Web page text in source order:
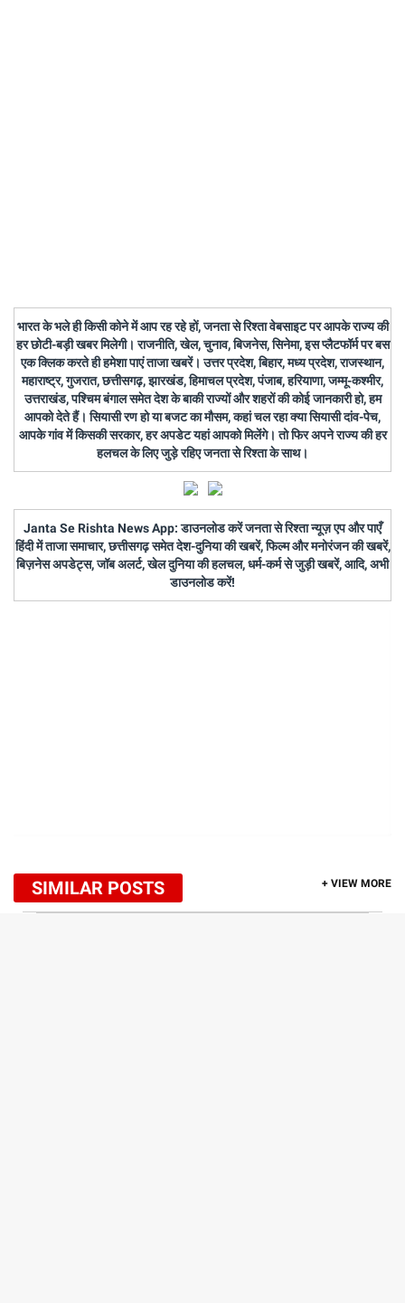
भारत के भले ही किसी कोने में आप रह रहे हों, जनता से रिश्ता वेबसाइट पर आपके राज्य की
हर छोटी-बड़ी खबर मिलेगी। राजनीति, खेल, चुनाव, बिजनेस, सिनेमा, इस प्लैटफॉर्म पर बस
एक क्लिक करते ही हमेशा पाएं ताजा खबरें। उत्तर प्रदेश, बिहार, मध्य प्रदेश, राजस्थान,
महाराष्ट्र, गुजरात, छत्तीसगढ़, झारखंड, हिमाचल प्रदेश, पंजाब, हरियाणा, जम्मू-कश्मीर,
उत्तराखंड, पश्चिम बंगाल समेत देश के बाकी राज्यों और शहरों की कोई जानकारी हो, हम
आपको देते हैं। सियासी रण हो या बजट का मौसम, कहां चल रहा क्या सियासी दांव-पेच,
आपके गांव में किसकी सरकार, हर अपडेट यहां आपको मिलेंगे। तो फिर अपने राज्य की हर
हलचल के लिए जुड़े रहिए जनता से रिश्ता के साथ।
Janta Se Rishta News App: डाउनलोड करें जनता से रिश्ता न्यूज़ एप और पाएँ
हिंदी में ताजा समाचार, छत्तीसगढ़ समेत देश-दुनिया की खबरें, फिल्म और मनोरंजन की खबरें,
बिज़नेस अपडेट्स, जॉब अलर्ट, खेल दुनिया की हलचल, धर्म-कर्म से जुड़ी खबरें, आदि, अभी
डाउनलोड करें!
SIMILAR POSTS + VIEW MORE